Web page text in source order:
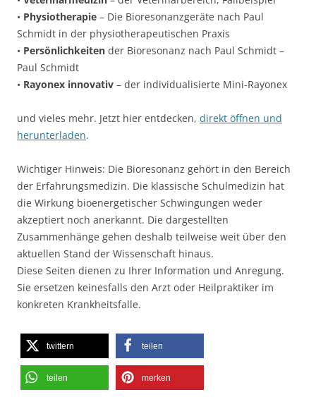
• Physiotherapie – Die Bioresonanzgeräte nach Paul
Schmidt in der physiotherapeutischen Praxis
• Persönlichkeiten der Bioresonanz nach Paul Schmidt –
Paul Schmidt
• Rayonex innovativ – der individualisierte Mini-Rayonex
und vieles mehr. Jetzt hier entdecken, direkt öffnen und
herunterladen.
Wichtiger Hinweis: Die Bioresonanz gehört in den Bereich
der Erfahrungsmedizin. Die klassische Schulmedizin hat
die Wirkung bioenergetischer Schwingungen weder
akzeptiert noch anerkannt. Die dargestellten
Zusammenhänge gehen deshalb teilweise weit über den
aktuellen Stand der Wissenschaft hinaus.
Diese Seiten dienen zu Ihrer Information und Anregung.
Sie ersetzen keinesfalls den Arzt oder Heilpraktiker im
konkreten Krankheitsfalle.
twittern teilen
teilen merken